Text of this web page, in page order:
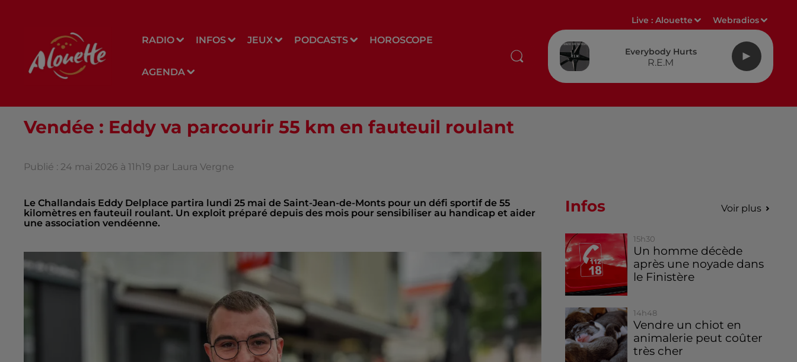
RADIO INFOS JEUX PODCASTS HOROSCOPE
AGENDA
Live :Alouette Webradios
Everybody Hurts
R.E.M
Vendée : Eddy va parcourir 55 km en fauteuil roulant
Publié : 24 mai 2026 à 11h19 par Laura Vergne
Le Challandais Eddy Delplace partira lundi 25 mai de Saint-Jean-de-Monts pour un défi sportif de 55
kilomètres en fauteuil roulant. Un exploit préparé depuis des mois pour sensibiliser au handicap et aider
une association vendéenne.
Infos Voir plus
15h30
Un homme décède
après une noyade dans
le Finistère
14h48
Vendre un chiot en
animalerie peut coûter
très cher